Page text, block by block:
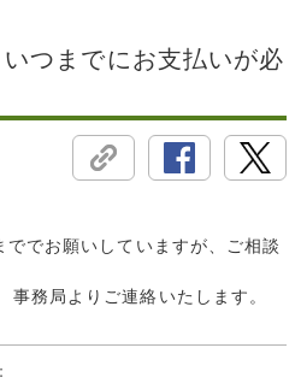
つまでにお支払いが必
でお願いしていますが、ご相談
務局よりご連絡いたします。
：